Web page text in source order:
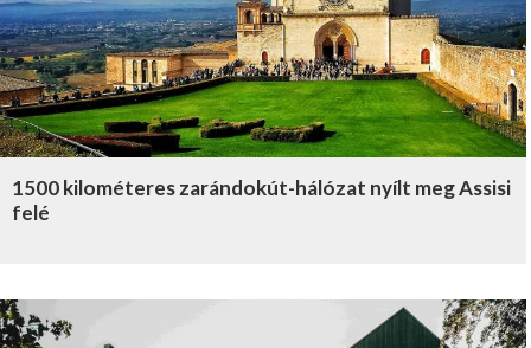
1500 kilométeres zarándokút-hálózat nyílt meg Assisi
felé